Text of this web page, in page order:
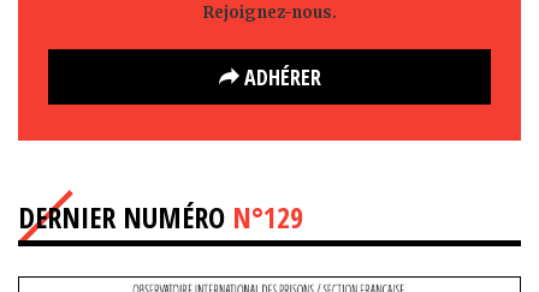
Rejoignez-nous.
ADHÉRER
DERNIER NUMÉRO N°129